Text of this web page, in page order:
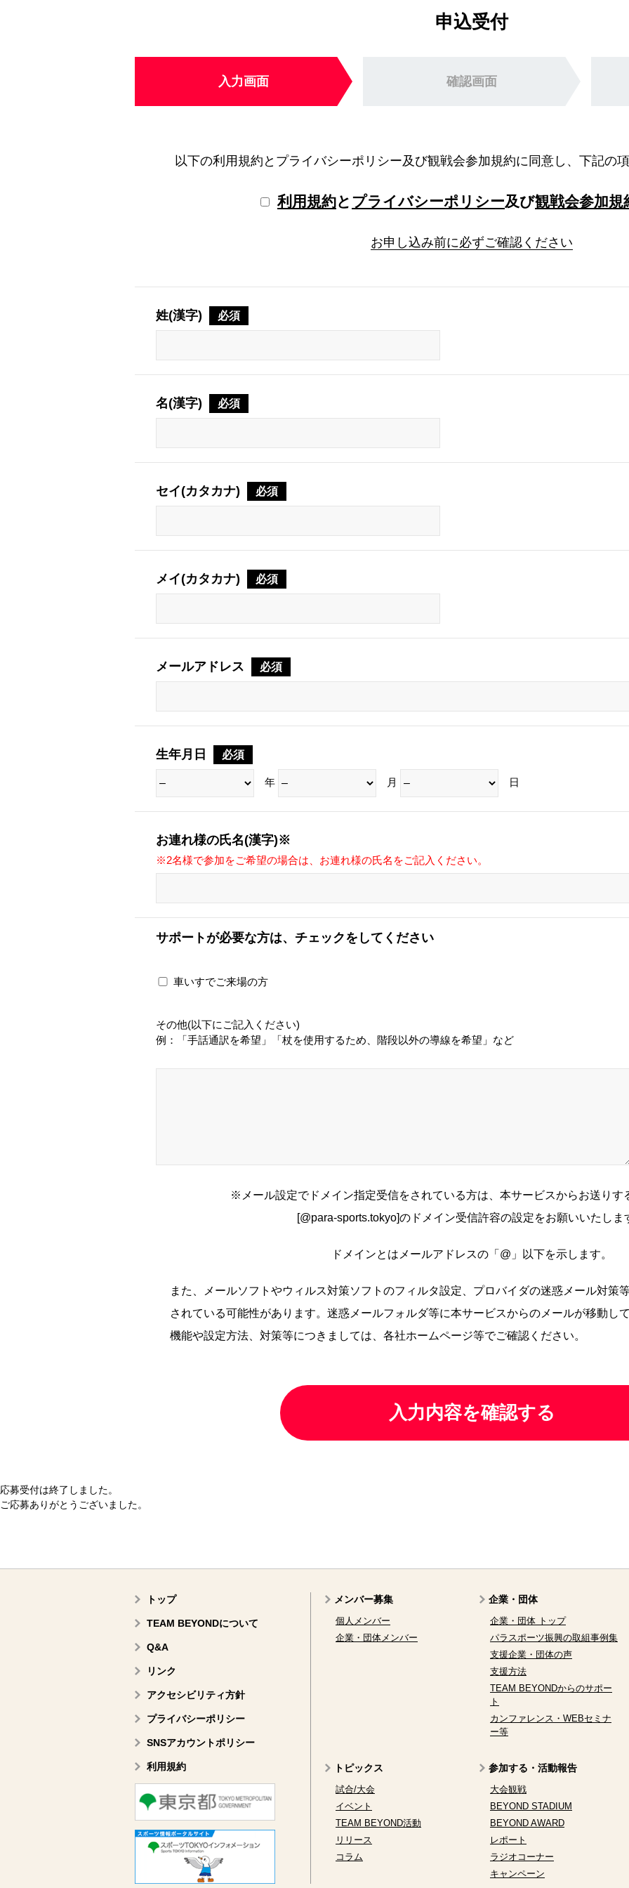
申込受付
入力画面 確認画面
以下の利用規約とプライバシーポリシー及び観戦会参加規約に同意し、下記の
利用規約と プライバシーポリシー及び観戦会参加規
お申し込み前に必ずご確認ください
姓(漢字) 必須
名(漢字) 必須
セイ(カタカナ) 必須
メイ(カタカナ) 必須
メールアドレス 必須
生年月日 必須
年 月 日
お連れ様の氏名(漢字)※
※2名様で参加をご希望の場合は、お連れ様の氏名をご記入ください。
サポートが必要な方は、チェックをしてください
車いすでご来場の方
その他(以下にご記入ください)
例：「手話通訳を希望」「杖を使用するため、階段以外の導線を希望」など
※メール設定でドメイン指定受信をされている方は、本サービスからお送りす
[@para-sports.tokyo]のドメイン受信許容の設定をお願いいたしま
ドメインとはメールアドレスの「@」以下を示します。
また、メールソフトやウィルス対策ソフトのフィルタ設定、プロバイダの迷惑メール対策
されている可能性があります。迷惑メールフォルダ等に本サービスからのメールが移動し
機能や設定方法、対策等につきましては、各社ホームページ等でご確認ください。
応募受付は終了しました。
ご応募ありがとうございました。
トップ
TEAM BEYONDについて
Q&A
リンク
アクセシビリティ方針
プライバシーポリシー
SNSアカウントポリシー
利用規約
メンバー募集
個人メンバー
企業・団体メンバー
企業・団体
企業・団体 トップ
パラスポーツ振興の取組事例集
支援企業・団体の声
支援方法
TEAM BEYONDからのサポー
ト
カンファレンス・WEBセミナ
ー等
トピックス
試合/大会
イベント
TEAM BEYOND活動
リリース
コラム
参加する・活動報告
大会観戦
BEYOND STADIUM
BEYOND AWARD
レポート
ラジオコーナー
キャンペーン